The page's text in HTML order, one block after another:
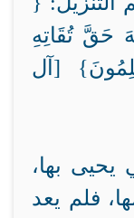
حَقَّ تُقَاتِهِ
[آل
يحيى بها،
فلم يعد